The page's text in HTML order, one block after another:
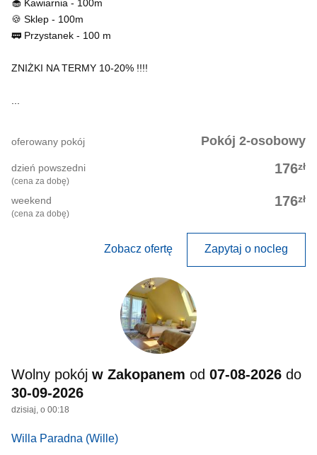
🧁 Kawiarnia - 100m
🍪 Sklep - 100m
🚃 Przystanek - 100 m
ZNIŻKI NA TERMY 10-20% !!!!
...
Pokój 2-osobowy
oferowany pokój
176zł
dzień powszedni
(cena za dobę)
176zł
weekend
(cena za dobę)
Zobacz ofertę Zapytaj o nocleg
Wolny pokój w Zakopanem od 07-08-2026 do
30-09-2026
dzisiaj, o 00:18
Willa Paradna (Wille)